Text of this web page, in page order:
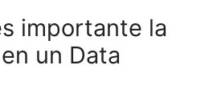
importante la
un Data